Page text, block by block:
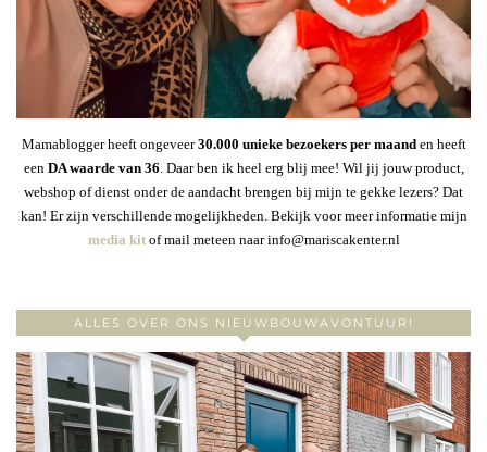
Mamablogger heeft ongeveer30.000 unieke bezoekers per maanden heeft
een DA waarde van 36. Daar ben ik heel erg blij mee! Wil jij jouw product,
webshop of dienst onder de aandacht brengen bij mijn te gekke lezers? Dat
kan! Er zijn verschillende mogelijkheden. Bekijk voor meer informatie mijn
media kitof mail meteen naar info@mariscakenter.nl
ALLES OVER ONS NIEUWBOUWAVONTUUR!